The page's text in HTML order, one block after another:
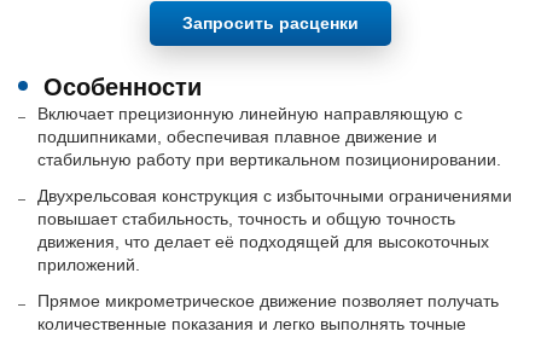
Запросить расценки
Особенности
Включает прецизионную линейную направляющую с
подшипниками, обеспечивая плавное движение и
стабильную работу при вертикальном позиционировании.
Двухрельсовая конструкция с избыточными ограничениями
повышает стабильность, точность и общую точность
движения, что делает её подходящей для высокоточных
приложений.
Прямое микрометрическое движение позволяет получать
количественные показания и легко выполнять точные